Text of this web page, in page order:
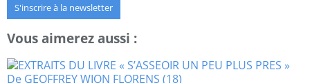
S'inscrire à la newsletter
Vous aimerez aussi :